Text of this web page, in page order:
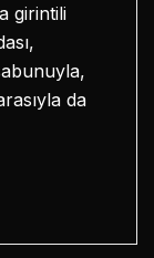
girintili
da